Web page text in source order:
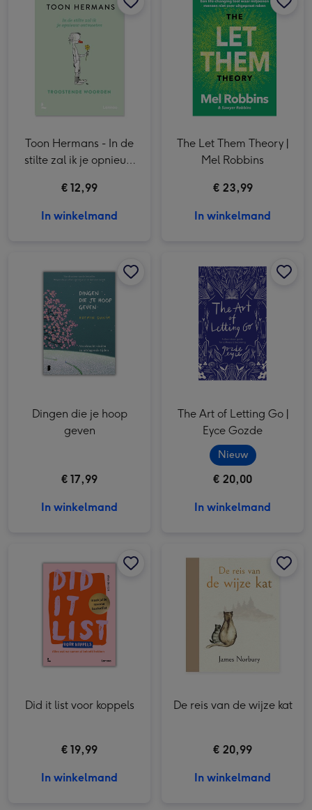
Toon Hermans - In de
stilte zal ik je opnieuw
€ 12,99
In winkelmand
The Let Them Theory |
Mel Robbins
€ 23,99
In winkelmand
Dingen die je hoop
geven
€ 17,99
In winkelmand
The Art of Letting Go |
Eyce Gozde
Nieuw
€ 20,00
In winkelmand
Did it list voor koppels
€ 19,99
In winkelmand
De reis van de wijze kat
€ 20,99
In winkelmand